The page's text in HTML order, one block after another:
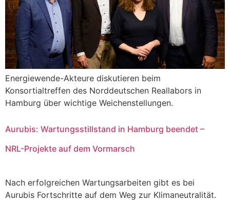
Energiewende-Akteure diskutieren beim
Konsortialtreffen des Norddeutschen Reallabors in
Hamburg über wichtige Weichenstellungen.
Aurubis: Wartungsstillstand in Hamburg beendet –
NRL-Projekte auf dem Vormarsch
Nach erfolgreichen Wartungsarbeiten gibt es bei
Aurubis Fortschritte auf dem Weg zur Klimaneutralität.